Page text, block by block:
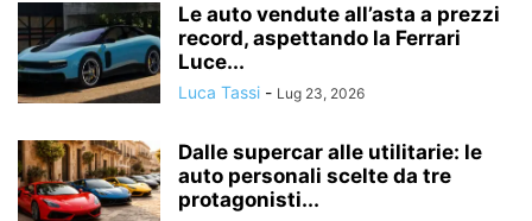
Le auto vendute all’asta a prezzi
record, aspettando la Ferrari
Luce...
Luca Tassi - Lug 23, 2026
Dalle supercar alle utilitarie: le
auto personali scelte da tre
protagonisti...